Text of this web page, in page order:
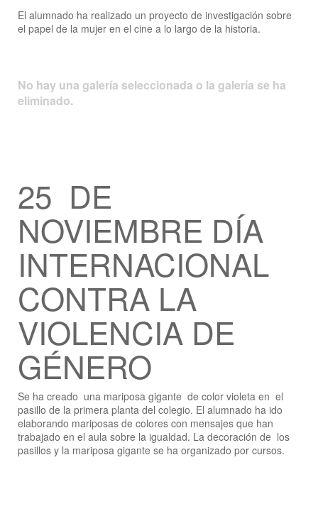
El alumnado ha realizado un proyecto de investigación sobre
el papel de la mujer en el cine a lo largo de la historia.
No hay una galería seleccionada o la galería se ha
eliminado.
25 DE
NOVIEMBRE DÍA
INTERNACIONAL
CONTRA LA
VIOLENCIA DE
GÉNERO
Se ha creado una mariposa gigante de color violeta en el
pasillo de la primera planta del colegio. El alumnado ha ido
elaborando mariposas de colores con mensajes que han
trabajado en el aula sobre la igualdad. La decoración de los
pasillos y la mariposa gigante se ha organizado por cursos.